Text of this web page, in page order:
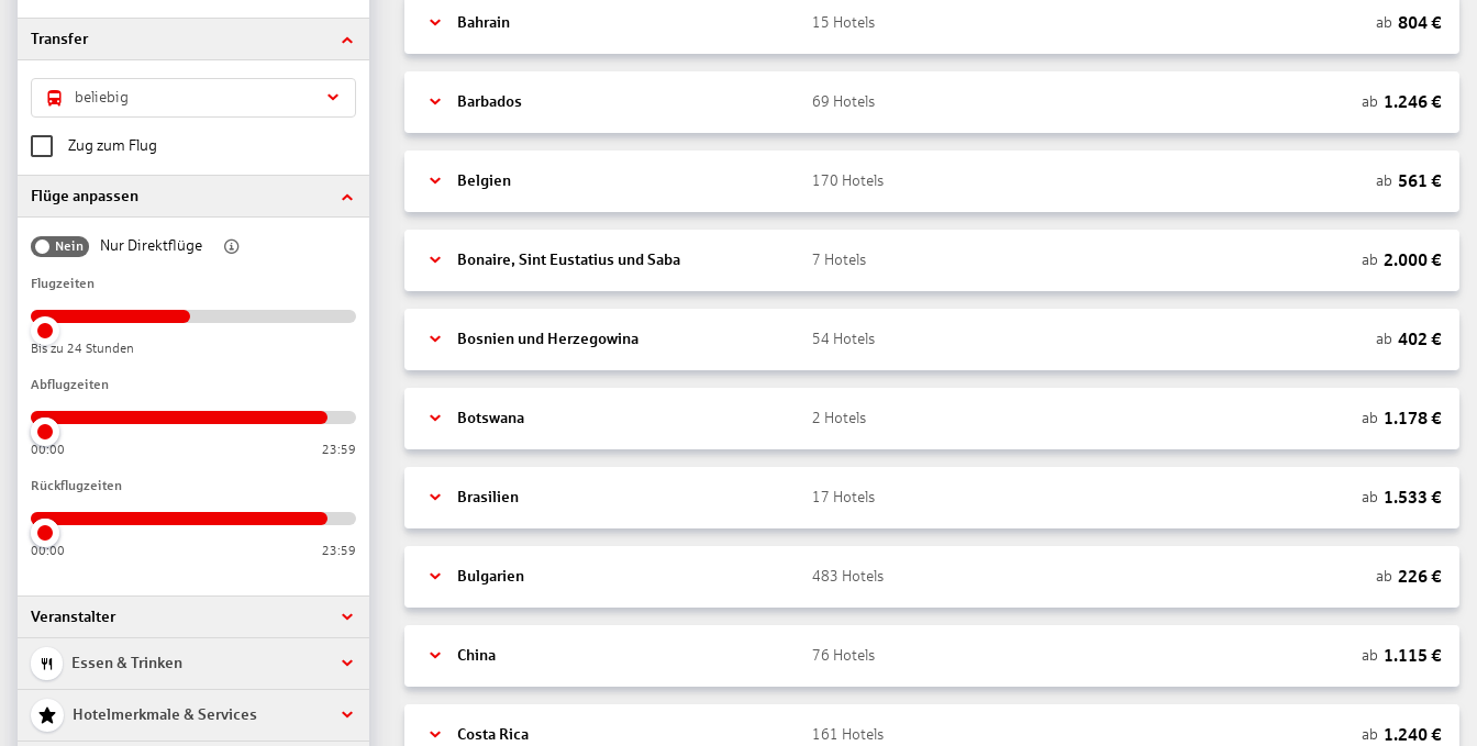
Transfer
beliebig
Zug zum Flug
Flüge anpassen
Nein Nur Direktflüge
Flugzeiten
Bis zu 24 Stunden
Abflugzeiten
00:00 23:59
Rückflugzeiten
00:00 23:59
Veranstalter
Essen & Trinken
Hotelmerkmale & Services
Bahrain 15 Hotels ab 804€
Barbados 69 Hotels ab 1.246€
Belgien 170 Hotels ab 561 €
Bonaire, Sint Eustatius und Saba 7 Hotels ab 2.000€
Bosnien und Herzegowina 54 Hotels ab 402 €
Botswana 2 Hotels ab 1.178€
Brasilien 17 Hotels ab 1.533 €
Bulgarien 483 Hotels ab 226€
China 76 Hotels ab 1.115 €
Costa Rica 161 Hotels ab 1.240€